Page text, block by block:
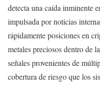
detecta una caída inminente
impulsada por noticias
rápidamente posiciones en
metales preciosos dentro de
señales provenientes de
cobertura de riesgo que los